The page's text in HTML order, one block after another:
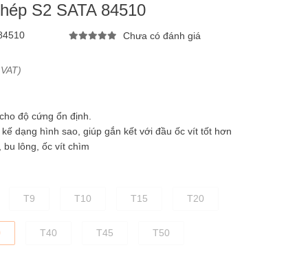
S2 SATA 84510
Chưa có đánh giá
độ cứng ổn định.
dạng hình sao, giúp gắn kết với đầu ốc vít tốt hơn
bu lông, ốc vít chìm
T9 T10 T15 T20
T40 T45 T50